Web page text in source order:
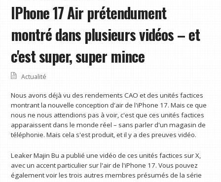
IPhone 17 Air prétendument
montré dans plusieurs vidéos – et
c'est super, super mince
Actualité
Nous avons déjà vu des rendements CAO et des unités factices
montrant la nouvelle conception d'air de l'iPhone 17. Mais ce que
nous ne nous attendions pas à voir, c'est que ces unités factices
apparaissent dans le monde réel – sans parler d'un magasin de
téléphonie. Mais cela s'est produit, et il y a des preuves vidéo.
Leaker Majin Bu a publié une vidéo de ces unités factices sur X,
avec un accent particulier sur l'air de l'iPhone 17. Vous pouvez
également voir les trois autres membres présumés de la série